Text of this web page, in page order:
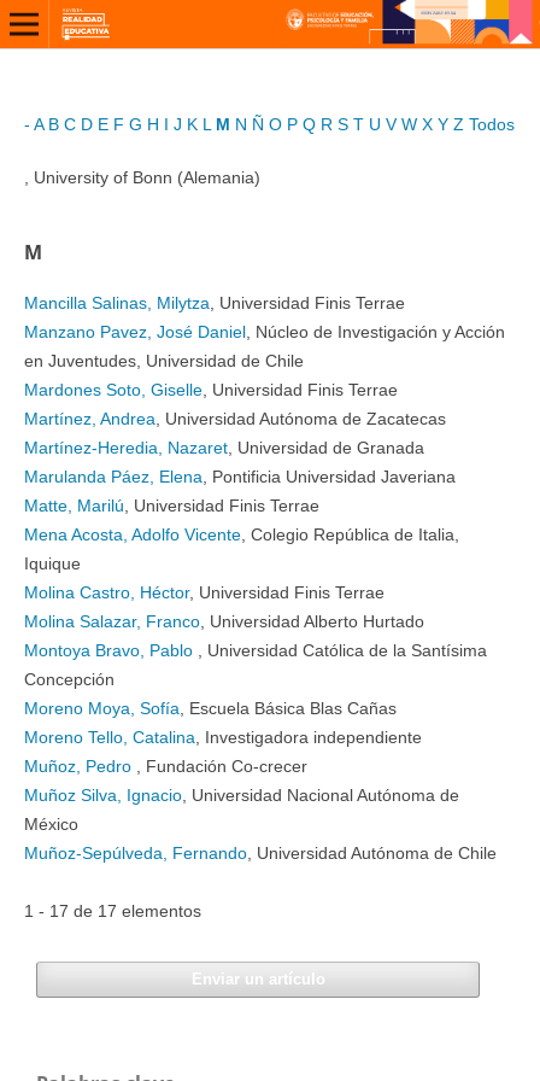
- A B C D E F G H I J K L M N Ñ O P Q R S T U V W X Y Z Todos
, University of Bonn (Alemania)
M
Mancilla Salinas, Milytza , Universidad Finis Terrae
Manzano Pavez, José Daniel, Núcleo de Investigación y Acción
en Juventudes, Universidad de Chile
Mardones Soto, Giselle, Universidad Finis Terrae
Martínez, Andrea , Universidad Autónoma de Zacatecas
Martínez-Heredia, Nazaret, Universidad de Granada
Marulanda Páez, Elena , Pontificia Universidad Javeriana
Matte, Marilú , Universidad Finis Terrae
Mena Acosta, Adolfo Vicente, Colegio República de Italia,
Iquique
Molina Castro, Héctor, Universidad Finis Terrae
Molina Salazar, Franco, Universidad Alberto Hurtado
Montoya Bravo, Pablo
, Universidad Católica de la Santísima
Concepción
Moreno Moya, Sofía , Escuela Básica Blas Cañas
Moreno Tello, Catalina , Investigadora independiente
Muñoz, Pedro
, Fundación Co-crecer
Muñoz Silva, Ignacio, Universidad Nacional Autónoma de
México
Muñoz-Sepúlveda, Fernando, Universidad Autónoma de Chile
1 - 17 de 17 elementos
Enviar un artículo